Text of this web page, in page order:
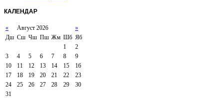
КАЛЕНДАР
« Август 2026
»
Дш Сш Чш Пш Жм Шб Яб
1
2
3
4 5 6 7 8
9
10
11 12 13 14 15
16
17
18 19 20 21 22
23
24
25 26 27 28 29
30
31